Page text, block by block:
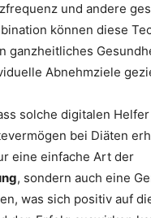
und andere
können diese
ganzheitliches
Abnehmziele
solche digitalen
bei Diäten
eine einfache Art der
, sondern auch eine
was sich positiv auf